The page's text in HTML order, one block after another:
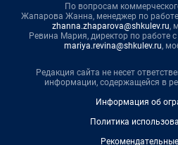
По вопросам
Жапарова Жанна, менеджер по
zhanna.zhaparova@shkulev.ru,
Ревина Мария, директор по работе
mariya.revina@shkulev.ru,
Редакция сайта не несет
информации, содержащейся в
Информация об
Политика